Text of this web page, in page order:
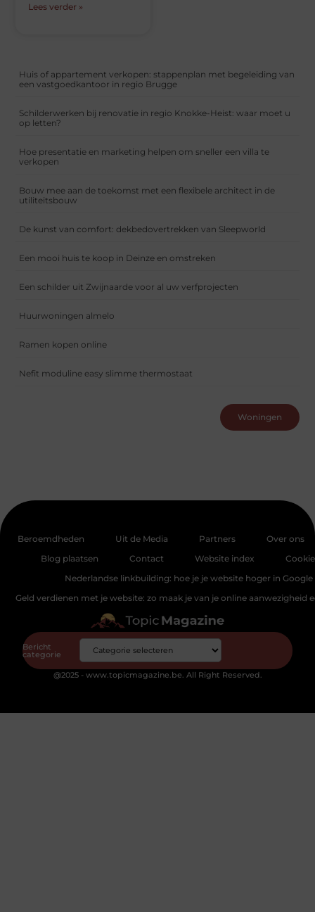
Lees verder »
Huis of appartement verkopen: stappenplan met begeleiding van
een vastgoedkantoor in regio Brugge
Schilderwerken bij renovatie in regio Knokke-Heist: waar moet u
op letten?
Hoe presentatie en marketing helpen om sneller een villa te
verkopen
Bouw mee aan de toekomst met een flexibele architect in de
utiliteitsbouw
De kunst van comfort: dekbedovertrekken van Sleepworld
Een mooi huis te koop in Deinze en omstreken
Een schilder uit Zwijnaarde voor al uw verfprojecten
Huurwoningen almelo
Ramen kopen online
Nefit moduline easy slimme thermostaat
Woningen
Beroemdheden Uit de Media Partners
Over ons
Blog plaatsen
Contact Website index
Nederlandse linkbuilding: hoe je je website hoger in
Geld verdienen met je website: zo maak je van je online aanwezigheid
Bericht
categorie
@2025 - www.topicmagazine.be. All Right Reserved.